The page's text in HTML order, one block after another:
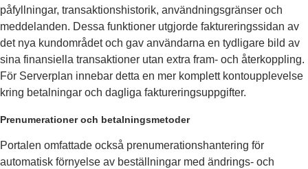
påfyllningar, transaktionshistorik, användningsgränser och
meddelanden. Dessa funktioner utgjorde faktureringssidan av
det nya kundområdet och gav användarna en tydligare bild av
sina finansiella transaktioner utan extra fram- och återkoppling.
För Serverplan innebar detta en mer komplett kontoupplevelse
kring betalningar och dagliga faktureringsuppgifter.
Prenumerationer och betalningsmetoder
Portalen omfattade också prenumerationshantering för
automatisk förnyelse av beställningar med ändrings- och